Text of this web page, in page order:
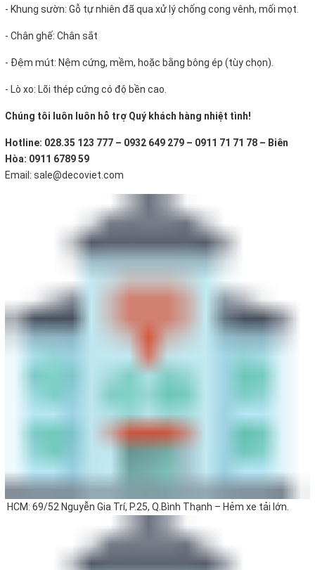
- Khung sườn: Gỗ tự nhiên đã qua xử lý chống cong vênh, mối mọt.
- Chân ghế: Chân sắt
- Đệm mút: Nệm cứng, mềm, hoặc bằng bông ép (tùy chọn).
- Lò xo: Lõi thép cứng có độ bền cao.
Chúng tôi luôn luôn hỗ trợ Quý khách hàng nhiệt tình!
Hotline: 028.35 123 777 – 0932 649 279 – 0911 71 71 78 – Biên
Hòa: 0911 6789 59
Email: sale@decoviet.com
HCM: 69/52 Nguyễn Gia Trí, P.25, Q.Bình Thạnh – Hẻm xe tải lớn.